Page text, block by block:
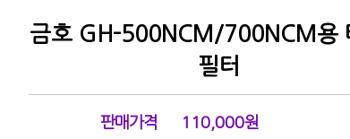
금호 GH-500NCM/700NCM용
필터
판매가격 110,000원